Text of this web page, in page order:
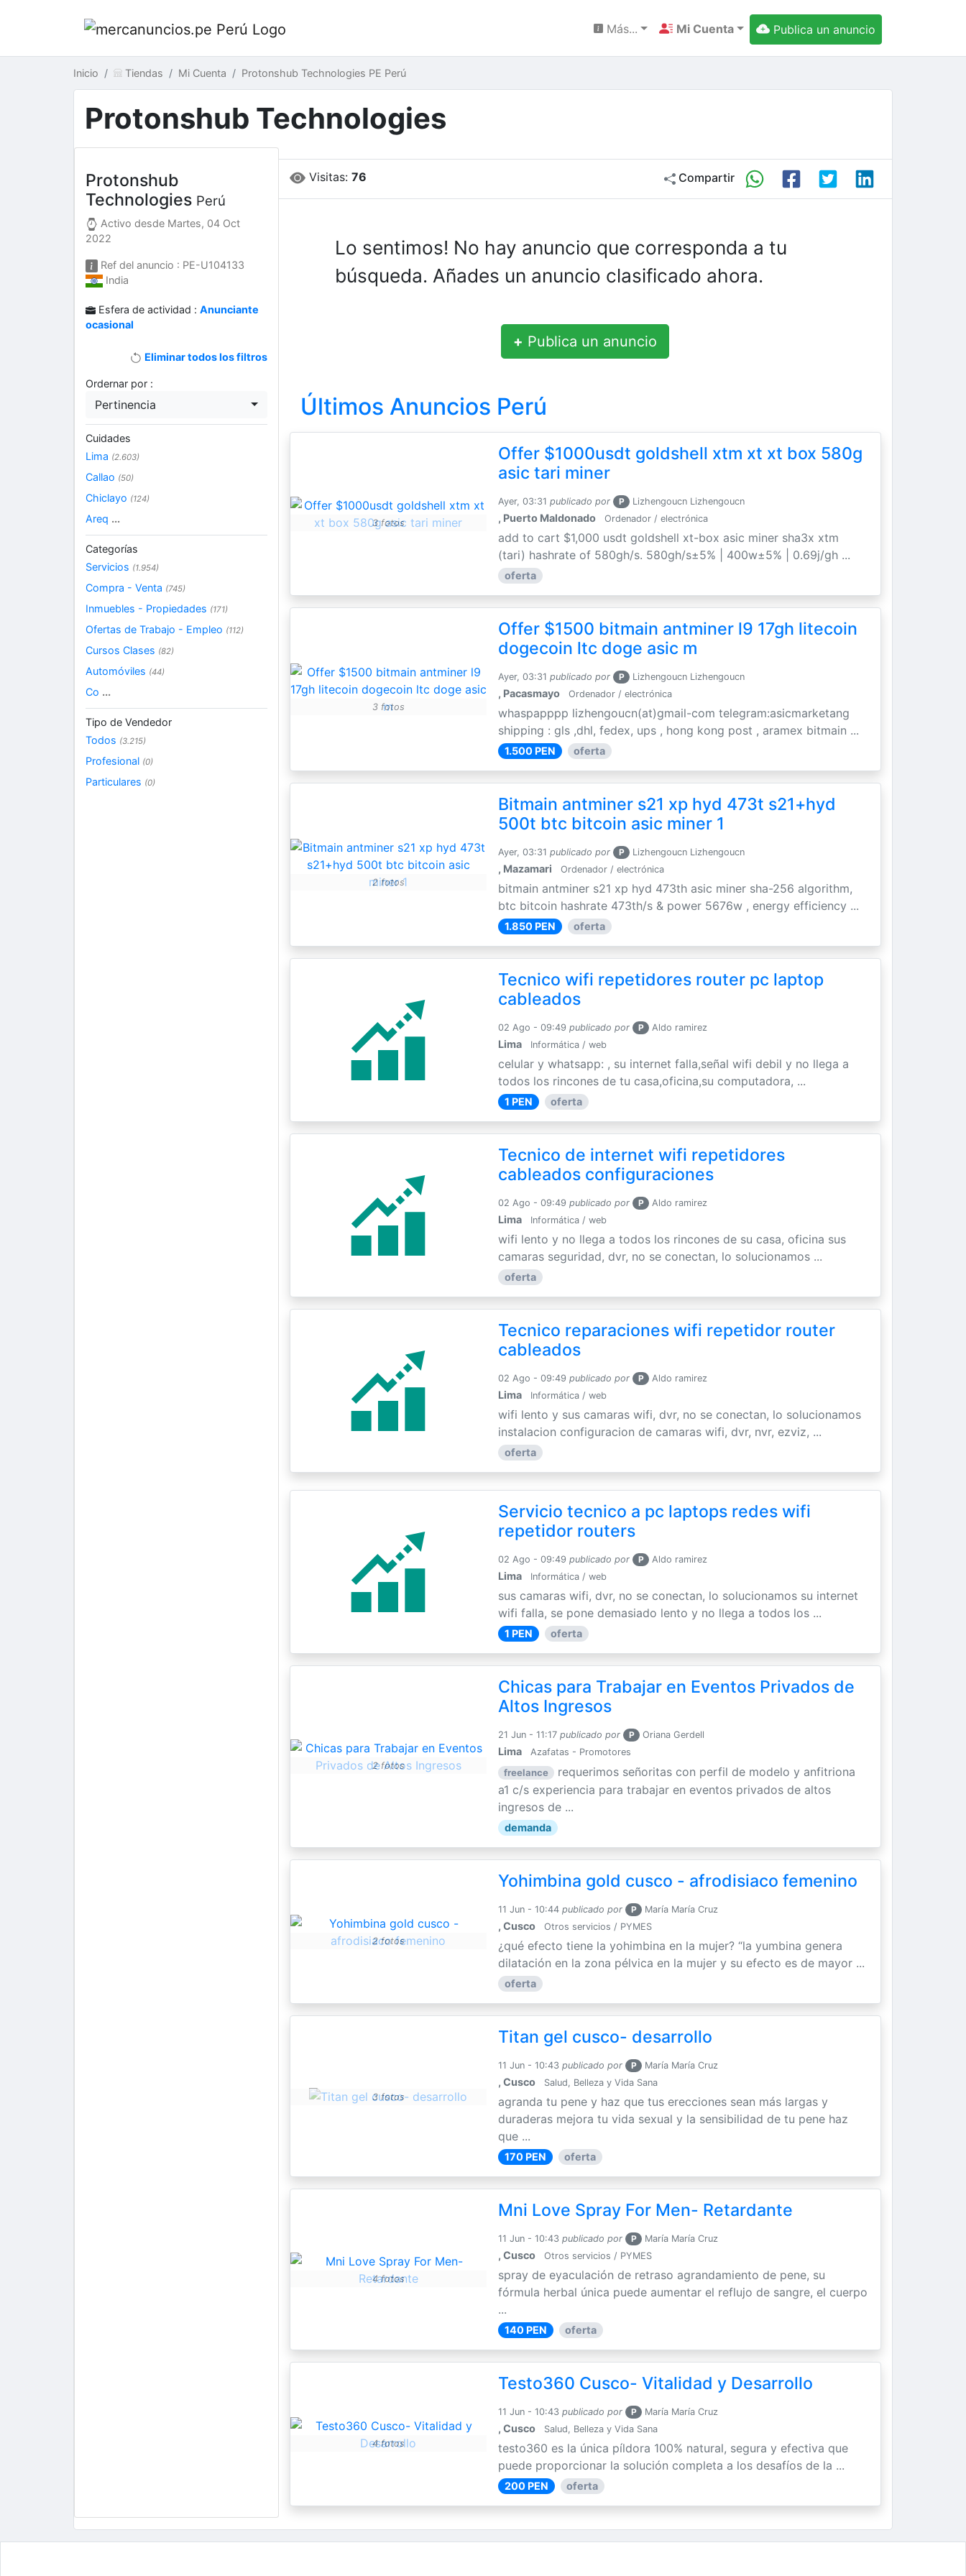
Más... Mi Cuenta Publica un anuncio
Inicio Tiendas Mi Cuenta Protonshub Technologies PE Perú
Protonshub Technologies
Visitas: 76 Compartir
Lo sentimos! No hay anuncio que corresponda a tu
búsqueda. Añades un anuncio clasificado ahora.
+ Publica un anuncio
Últimos Anuncios Perú
3 fotos
Offer $1000usdt goldshell xtm xt xt box 580g
asic tari miner
Ayer, 03:31 publicado por P Lizhengoucn Lizhengoucn
, Puerto Maldonado Ordenador / electrónica
add to cart $1,000 usdt goldshell xt-box asic miner sha3x xtm
(tari) hashrate of 580gh/s. 580gh/s±5% | 400w±5% | 0.69j/gh ...
oferta
3 fotos
Offer $1500 bitmain antminer l9 17gh litecoin
dogecoin ltc doge asic m
Ayer, 03:31 publicado por P Lizhengoucn Lizhengoucn
, Pacasmayo Ordenador / electrónica
whaspapppp lizhengoucn(at)gmail-com telegram:asicmarketang
shipping : gls ,dhl, fedex, ups , hong kong post , aramex bitmain ...
1.500 PEN oferta
2 fotos
Bitmain antminer s21 xp hyd 473t s21+hyd
500t btc bitcoin asic miner 1
Ayer, 03:31 publicado por P Lizhengoucn Lizhengoucn
, Mazamari Ordenador / electrónica
bitmain antminer s21 xp hyd 473th asic miner sha-256 algorithm,
btc bitcoin hashrate 473th/s & power 5676w , energy efficiency ...
1.850 PEN oferta
Tecnico wifi repetidores router pc laptop
cableados
02 Ago - 09:49 publicado por P Aldo ramirez
Lima Informática / web
celular y whatsapp: , su internet falla,señal wifi debil y no llega a
todos los rincones de tu casa,oficina,su computadora, ...
1 PEN oferta
Tecnico de internet wifi repetidores
cableados configuraciones
02 Ago - 09:49 publicado por P Aldo ramirez
Lima Informática / web
wifi lento y no llega a todos los rincones de su casa, oficina sus
camaras seguridad, dvr, no se conectan, lo solucionamos ...
oferta
Tecnico reparaciones wifi repetidor router
cableados
02 Ago - 09:49 publicado por P Aldo ramirez
Lima Informática / web
wifi lento y sus camaras wifi, dvr, no se conectan, lo solucionamos
instalacion configuracion de camaras wifi, dvr, nvr, ezviz, ...
oferta
Servicio tecnico a pc laptops redes wifi
repetidor routers
02 Ago - 09:49 publicado por P Aldo ramirez
Lima Informática / web
sus camaras wifi, dvr, no se conectan, lo solucionamos su internet
wifi falla, se pone demasiado lento y no llega a todos los ...
1 PEN oferta
2 fotos
Chicas para Trabajar en Eventos Privados de
Altos Ingresos
21 Jun - 11:17 publicado por P Oriana Gerdell
Lima Azafatas - Promotores
freelance
requerimos señoritas con perfil de modelo y anfitriona
a1 c/s experiencia para trabajar en eventos privados de altos
ingresos de ...
demanda
2 fotos
Yohimbina gold cusco - afrodisiaco femenino
11 Jun - 10:44 publicado por P María María Cruz
, Cusco Otros servicios / PYMES
¿qué efecto tiene la yohimbina en la mujer? “la yumbina genera
dilatación en la zona pélvica en la mujer y su efecto es de mayor ...
oferta
3 fotos
Titan gel cusco- desarrollo
11 Jun - 10:43 publicado por P María María Cruz
, Cusco Salud, Belleza y Vida Sana
agranda tu pene y haz que tus erecciones sean más largas y
duraderas mejora tu vida sexual y la sensibilidad de tu pene haz
que ...
170 PEN oferta
4 fotos
Mni Love Spray For Men- Retardante
11 Jun - 10:43 publicado por P María María Cruz
, Cusco Otros servicios / PYMES
spray de eyaculación de retraso agrandamiento de pene, su
fórmula herbal única puede aumentar el reflujo de sangre, el cuerpo
...
140 PEN oferta
4 fotos
Testo360 Cusco- Vitalidad y Desarrollo
11 Jun - 10:43 publicado por P María María Cruz
, Cusco Salud, Belleza y Vida Sana
testo360 es la única píldora 100% natural, segura y efectiva que
puede proporcionar la solución completa a los desafíos de la ...
200 PEN oferta
Protonshub
Technologies Perú
Activo desde Martes, 04 Oct
2022
Ref del anuncio : PE-U104133
India
Esfera de actividad :Anunciante
ocasional
Eliminar todos los filtros
Ordernar por :
Pertinencia
Cuidades
Lima (2.603)
Callao (50)
Chiclayo (124)
Areq ...
Categorías
Servicios (1.954)
Compra - Venta (745)
Inmuebles - Propiedades (171)
Ofertas de Trabajo - Empleo (112)
Cursos Clases (82)
Automóviles (44)
Co ...
Tipo de Vendedor
Todos (3.215)
Profesional (0)
Particulares (0)